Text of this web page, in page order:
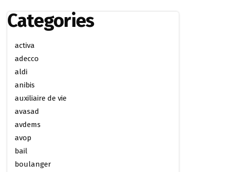
Categories
activa
adecco
aldi
anibis
auxiliaire de vie
avasad
avdems
avop
bail
boulanger